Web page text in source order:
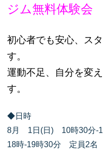
ジム無料体験会
初心者でも安心、ス
す。
運動不足、自分を変
す。
◆日時
8月 1日(日) 10時30分-
18時-19時30分 定員2名